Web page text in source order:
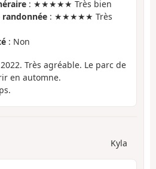
: ★★★★★ Très bien
: ★★★★★ Très
: Non
Très agréable. Le parc de
en automne.
Kyla